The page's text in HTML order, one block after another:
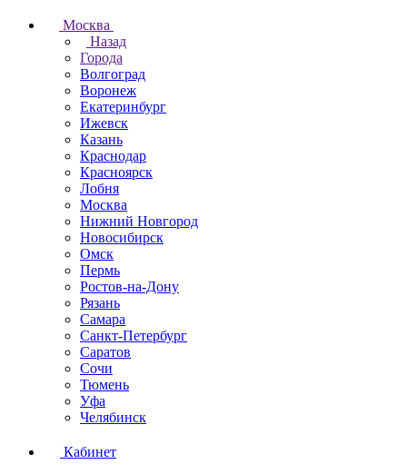
Москва
Назад
Города
Волгоград
Воронеж
Екатеринбург
Ижевск
Казань
Краснодар
Красноярск
Лобня
Москва
Нижний Новгород
Новосибирск
Омск
Пермь
Ростов-на-Дону
Рязань
Самара
Санкт-Петербург
Саратов
Сочи
Тюмень
Уфа
Челябинск
Кабинет